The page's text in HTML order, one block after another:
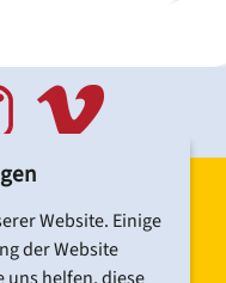
Website. Einige
der Website